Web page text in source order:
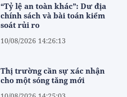
“Tỷ lệ an toàn khác”: Dư địa
chính sách và bài toán kiểm
soát rủi ro
10/08/2026 14:26:13
Thị trường cần sự xác nhận
cho một sóng tăng mới